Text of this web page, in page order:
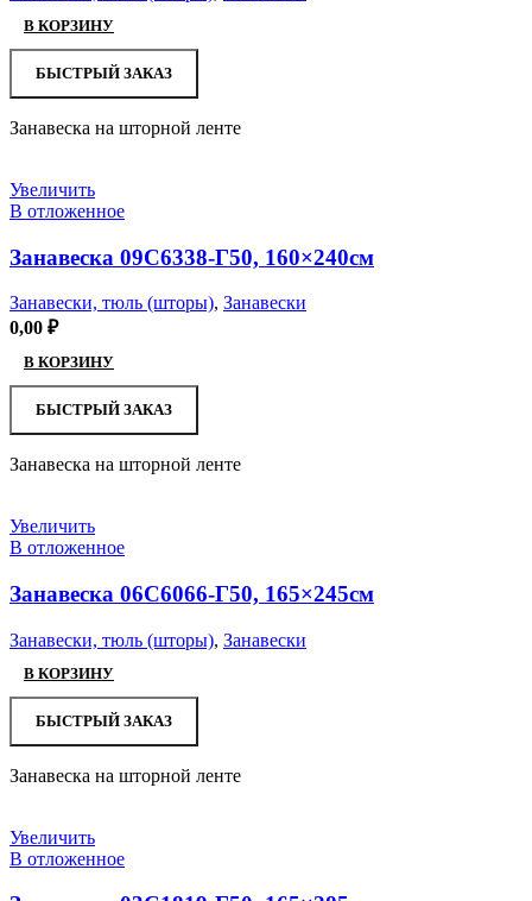
В КОРЗИНУ
БЫСТРЫЙ ЗАКАЗ
Занавеска на шторной ленте
Увеличить
В отложенное
Занавеска 09С6338-Г50, 160×240см
Занавески, тюль (шторы), Занавески
0,00 ₽
В КОРЗИНУ
БЫСТРЫЙ ЗАКАЗ
Занавеска на шторной ленте
Увеличить
В отложенное
Занавеска 06С6066-Г50, 165×245см
Занавески, тюль (шторы), Занавески
В КОРЗИНУ
БЫСТРЫЙ ЗАКАЗ
Занавеска на шторной ленте
Увеличить
В отложенное